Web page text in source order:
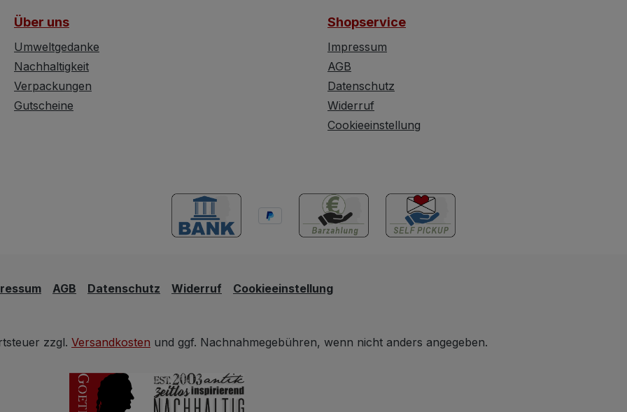
Über uns
Umweltgedanke
Nachhaltigkeit
Verpackungen
Gutscheine
Shopservice
Impressum
AGB
Datenschutz
Widerruf
Cookieeinstellung
AGB Datenschutz Widerruf Cookieeinstellung
zzgl. Versandkosten und ggf. Nachnahmegebühren, wenn nicht anders angegeben.